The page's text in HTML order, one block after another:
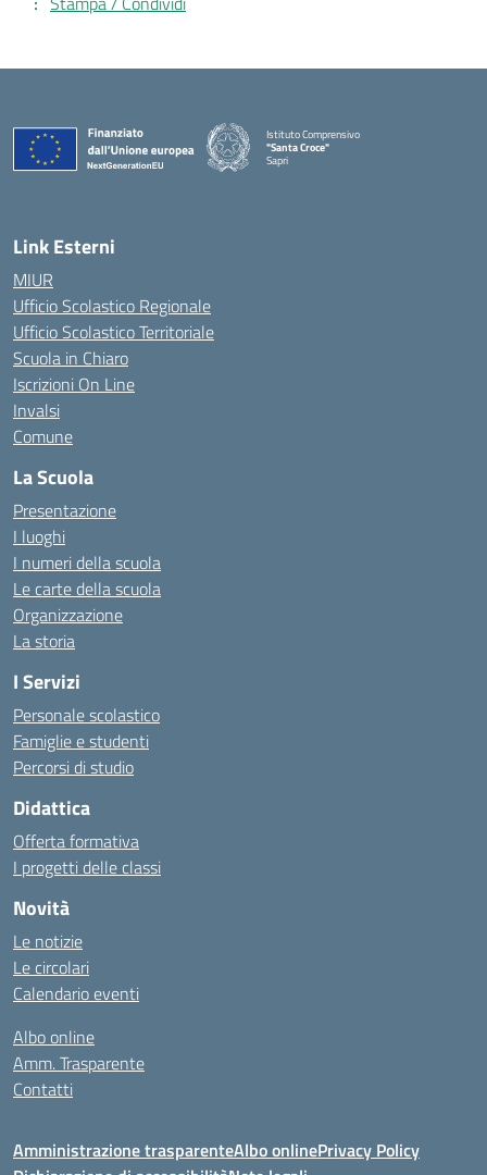
Istituto Comprensivo
"Santa Croce"
Sapri
— Visita la pagina iniziale della scuola
Link Esterni
MIUR
Ufficio Scolastico Regionale
Ufficio Scolastico Territoriale
Scuola in Chiaro
Iscrizioni On Line
Invalsi
Comune
La Scuola
Presentazione
I luoghi
I numeri della scuola
Le carte della scuola
Organizzazione
La storia
I Servizi
Personale scolastico
Famiglie e studenti
Percorsi di studio
Didattica
Offerta formativa
I progetti delle classi
Novità
Le notizie
Le circolari
Calendario eventi
Albo online
Amm. Trasparente
Contatti
Amministrazione trasparenteAlbo onlinePrivacy Policy